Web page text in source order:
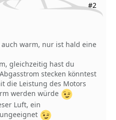
#2
warm, nur ist hald eine
gleichzeitig hast du
stecken könntest
die Leistung des Motors
werden würde
Luft, ein